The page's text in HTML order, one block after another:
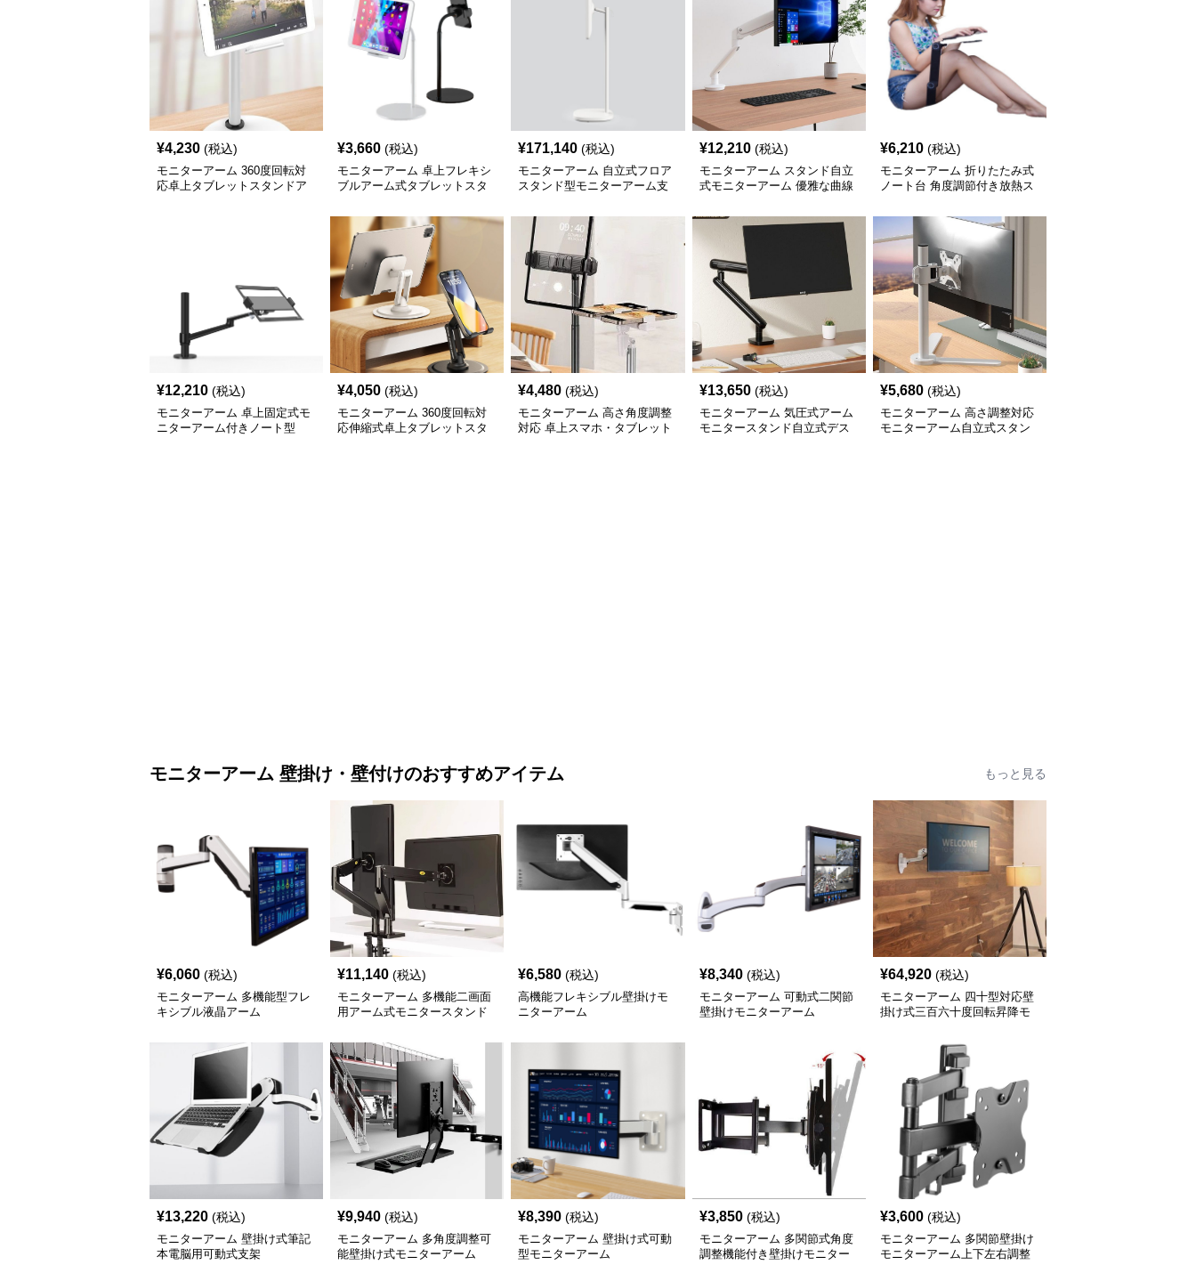
¥4,230 (税込)
モニターアーム 360度回転対
応卓上タブレットスタンドア
¥3,660 (税込)
モニターアーム 卓上フレキシ
ブルアーム式タブレットスタ
¥171,140 (税込)
モニターアーム 自立式フロア
スタンド型モニターアーム支
¥12,210 (税込)
モニターアーム スタンド自立
式モニターアーム 優雅な曲線
¥6,210 (税込)
モニターアーム 折りたたみ式
ノート台 角度調節付き放熱ス
¥12,210 (税込)
モニターアーム 卓上固定式モ
ニターアーム付きノート型
¥4,050 (税込)
モニターアーム 360度回転対
応伸縮式卓上タブレットスタ
¥4,480 (税込)
モニターアーム 高さ角度調整
対応 卓上スマホ・タブレット
¥13,650 (税込)
モニターアーム 気圧式アーム
モニタースタンド自立式デス
¥5,680 (税込)
モニターアーム 高さ調整対応
モニターアーム自立式スタン
モニターアーム 壁掛け・壁付けのおすすめアイテム もっと見る
¥6,060 (税込)
モニターアーム 多機能型フレ
キシブル液晶アーム
¥11,140 (税込)
モニターアーム 多機能二画面
用アーム式モニタースタンド
¥6,580 (税込)
高機能フレキシブル壁掛けモ
ニターアーム
¥8,340 (税込)
モニターアーム 可動式二関節
壁掛けモニターアーム
¥64,920 (税込)
モニターアーム 四十型対応壁
掛け式三百六十度回転昇降モ
¥13,220 (税込)
モニターアーム 壁掛け式筆記
本電脳用可動式支架
¥9,940 (税込)
モニターアーム 多角度調整可
能壁掛け式モニターアーム
¥8,390 (税込)
モニターアーム 壁掛け式可動
型モニターアーム
¥3,850 (税込)
モニターアーム 多関節式角度
調整機能付き壁掛けモニター
¥3,600 (税込)
モニターアーム 多関節壁掛け
モニターアーム上下左右調整